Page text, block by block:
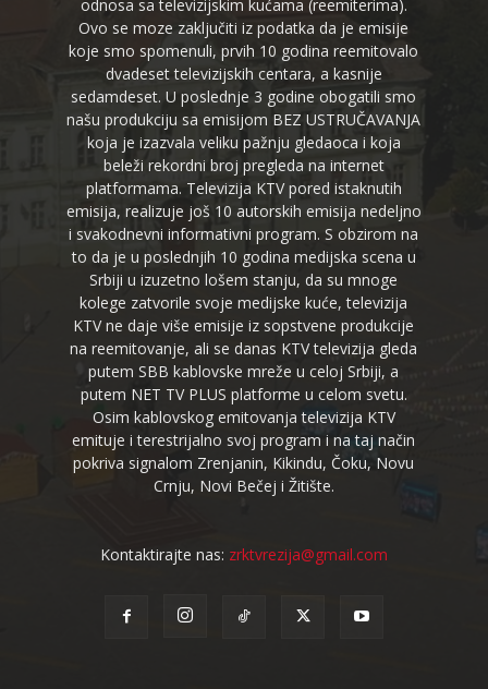
odnosa sa televizijskim kućama (reemiterima).
Ovo se moze zaključiti iz podatka da je emisije
koje smo spomenuli, prvih 10 godina reemitovalo
dvadeset televizijskih centara, a kasnije
sedamdeset. U poslednje 3 godine obogatili smo
našu produkciju sa emisijom BEZ USTRUČAVANJA
koja je izazvala veliku pažnju gledaoca i koja
beleži rekordni broj pregleda na internet
platformama. Televizija KTV pored istaknutih
emisija, realizuje još 10 autorskih emisija nedeljno
i svakodnevni informativni program. S obzirom na
to da je u poslednjih 10 godina medijska scena u
Srbiji u izuzetno lošem stanju, da su mnoge
kolege zatvorile svoje medijske kuće, televizija
KTV ne daje više emisije iz sopstvene produkcije
na reemitovanje, ali se danas KTV televizija gleda
putem SBB kablovske mreže u celoj Srbiji, a
putem NET TV PLUS platforme u celom svetu.
Osim kablovskog emitovanja televizija KTV
emituje i terestrijalno svoj program i na taj način
pokriva signalom Zrenjanin, Kikindu, Čoku, Novu
Crnju, Novi Bečej i Žitište.
Kontaktirajte nas: zrktvrezija@gmail.com